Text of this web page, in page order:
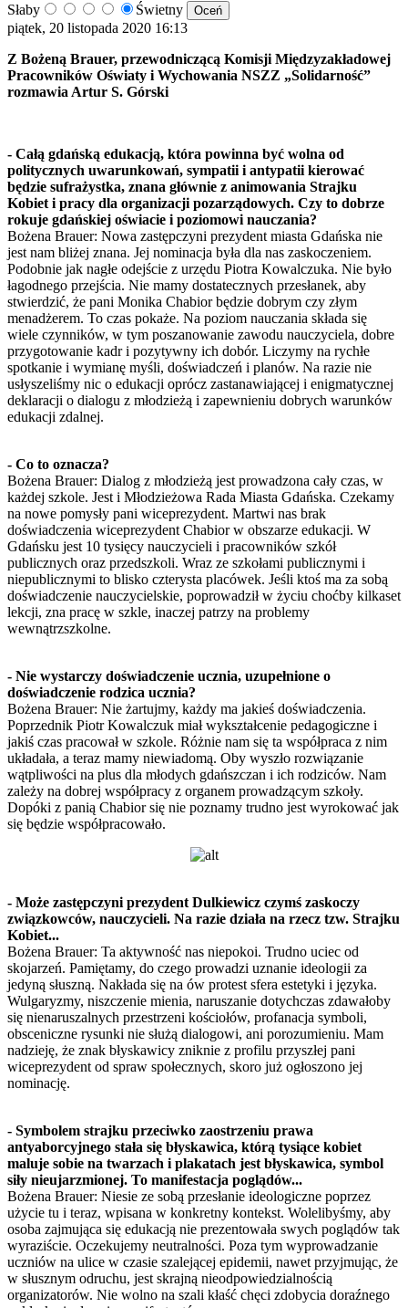
Słaby
Świetny
piątek, 20 listopada 2020 16:13
Z Bożeną Brauer, przewodniczącą Komisji Międzyzakładowej
Pracowników Oświaty i Wychowania NSZZ „Solidarność”
rozmawia Artur S. Górski
- Całą gdańską edukacją, która powinna być wolna od
politycznych uwarunkowań, sympatii i antypatii kierować
będzie sufrażystka, znana głównie z animowania Strajku
Kobiet i pracy dla organizacji pozarządowych. Czy to dobrze
rokuje gdańskiej oświacie i poziomowi nauczania?
Bożena Brauer: Nowa zastępczyni prezydent miasta Gdańska nie
jest nam bliżej znana. Jej nominacja była dla nas zaskoczeniem.
Podobnie jak nagłe odejście z urzędu Piotra Kowalczuka. Nie było
łagodnego przejścia. Nie mamy dostatecznych przesłanek, aby
stwierdzić, że pani Monika Chabior będzie dobrym czy złym
menadżerem. To czas pokaże. Na poziom nauczania składa się
wiele czynników, w tym poszanowanie zawodu nauczyciela, dobre
przygotowanie kadr i pozytywny ich dobór. Liczymy na rychłe
spotkanie i wymianę myśli, doświadczeń i planów. Na razie nie
usłyszeliśmy nic o edukacji oprócz zastanawiającej i enigmatycznej
deklaracji o dialogu z młodzieżą i zapewnieniu dobrych warunków
edukacji zdalnej.
- Co to oznacza?
Bożena Brauer: Dialog z młodzieżą jest prowadzona cały czas, w
każdej szkole. Jest i Młodzieżowa Rada Miasta Gdańska. Czekamy
na nowe pomysły pani wiceprezydent. Martwi nas brak
doświadczenia wiceprezydent Chabior w obszarze edukacji. W
Gdańsku jest 10 tysięcy nauczycieli i pracowników szkół
publicznych oraz przedszkoli. Wraz ze szkołami publicznymi i
niepublicznymi to blisko czterysta placówek. Jeśli ktoś ma za sobą
doświadczenie nauczycielskie, poprowadził w życiu choćby kilkaset
lekcji, zna pracę w szkle, inaczej patrzy na problemy
wewnątrzszkolne.
- Nie wystarczy doświadczenie ucznia, uzupełnione o
doświadczenie rodzica ucznia?
Bożena Brauer: Nie żartujmy, każdy ma jakieś doświadczenia.
Poprzednik Piotr Kowalczuk miał wykształcenie pedagogiczne i
jakiś czas pracował w szkole. Różnie nam się ta współpraca z nim
układała, a teraz mamy niewiadomą. Oby wyszło rozwiązanie
wątpliwości na plus dla młodych gdańszczan i ich rodziców. Nam
zależy na dobrej współpracy z organem prowadzącym szkoły.
Dopóki z panią Chabior się nie poznamy trudno jest wyrokować jak
się będzie współpracowało.
- Może zastępczyni prezydent Dulkiewicz czymś zaskoczy
związkowców, nauczycieli. Na razie działa na rzecz tzw. Strajku
Kobiet...
Bożena Brauer: Ta aktywność nas niepokoi. Trudno uciec od
skojarzeń. Pamiętamy, do czego prowadzi uznanie ideologii za
jedyną słuszną. Nakłada się na ów protest sfera estetyki i języka.
Wulgaryzmy, niszczenie mienia, naruszanie dotychczas zdawałoby
się nienaruszalnych przestrzeni kościołów, profanacja symboli,
obsceniczne rysunki nie służą dialogowi, ani porozumieniu. Mam
nadzieję, że znak błyskawicy zniknie z profilu przyszłej pani
wiceprezydent od spraw społecznych, skoro już ogłoszono jej
nominację.
- Symbolem strajku przeciwko zaostrzeniu prawa
antyaborcyjnego stała się błyskawica, którą tysiące kobiet
maluje sobie na twarzach i plakatach jest błyskawica, symbol
siły nieujarzmionej. To manifestacja poglądów...
Bożena Brauer: Niesie ze sobą przesłanie ideologiczne poprzez
użycie tu i teraz, wpisana w konkretny kontekst. Wolelibyśmy, aby
osoba zajmująca się edukacją nie prezentowała swych poglądów tak
wyraziście. Oczekujemy neutralności. Poza tym wyprowadzanie
uczniów na ulice w czasie szalejącej epidemii, nawet przyjmując, że
w słusznym odruchu, jest skrajną nieodpowiedzialnością
organizatorów. Nie wolno na szali kłaść chęci zdobycia doraźnego